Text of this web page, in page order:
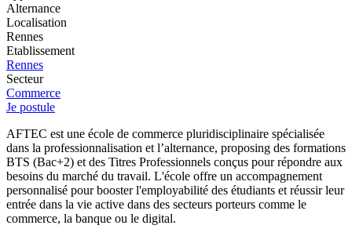
Alternance
Localisation
Rennes
Etablissement
Rennes
Secteur
Commerce
Je postule
AFTEC est une école de commerce pluridisciplinaire spécialisée
dans la professionnalisation et l’alternance, proposing des formations
BTS (Bac+2) et des Titres Professionnels conçus pour répondre aux
besoins du marché du travail. L'école offre un accompagnement
personnalisé pour booster l'employabilité des étudiants et réussir leur
entrée dans la vie active dans des secteurs porteurs comme le
commerce, la banque ou le digital.